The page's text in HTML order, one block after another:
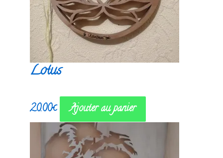
Lotus
20.00€ Ajouter au panier